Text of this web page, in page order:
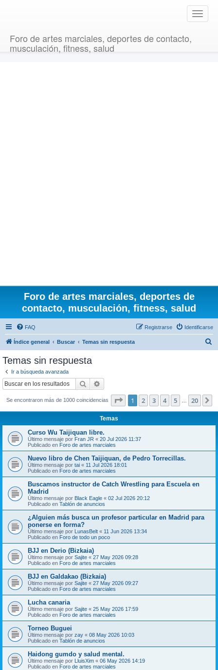
T
o
Foro de artes marciales, deportes de contacto,
musculación, fitness, salud
Foro de artes marciales, deportes de
contacto, musculación, fitness, salud
FAQ Identificarse
Registrarse
Índice general Buscar Temas sin respuesta
Temas sin respuesta
Ir a búsqueda avanzada
Buscar
Se encontraron más de 1000 coincidencias Página de 20
1 2 3 4 5 20
Temas
Curso Wu Taijiquan libre.
Último mensaje por Fran JR « 20 Jul 2026 11:37
Publicado en Foro de artes marciales
Nuevo libro de Chen Taijiquan, de Pedro Torrecillas.
Último mensaje por tai « 11 Jul 2026 18:01
Publicado en Foro de artes marciales
Buscamos instructor de Catch Wrestling para Escuela en
Madrid
Último mensaje por Black Eagle « 02 Jul 2026 20:12
Publicado en Tablón de anuncios
¿Alguien más busca un profesor particular en Madrid para
ponerse en forma?
Último mensaje por LunasBelt « 11 Jun 2026 13:34
Publicado en Foro de todo un poco
BJJ en Derio (Bizkaia)
Último mensaje por Sajite « 27 May 2026 09:28
Publicado en Foro de artes marciales
BJJ en Galdakao (Bizkaia)
Último mensaje por Sajite « 27 May 2026 09:27
Publicado en Foro de artes marciales
Lucha canaria
Último mensaje por Sajite « 25 May 2026 17:59
Publicado en Foro de artes marciales
Torneo Buguei
Último mensaje por zay « 08 May 2026 10:03
Publicado en Tablón de anuncios
Haidong gumdo y salud mental.
Último mensaje por LluisXim « 06 May 2026 14:19
Publicado en Foro de artes marciales